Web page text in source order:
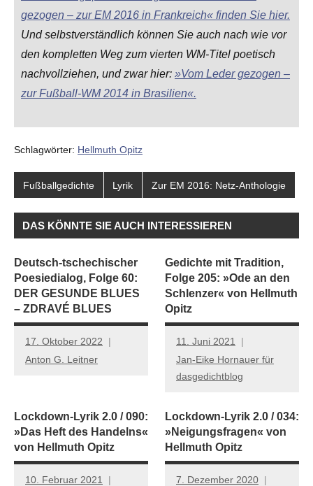
gezogen – zur EM 2016 in Frankreich« finden Sie hier.
Und selbstverständlich können Sie auch nach wie vor
den kompletten Weg zum vierten WM-Titel poetisch
nachvollziehen, und zwar hier: »Vom Leder gezogen –
zur Fußball-WM 2014 in Brasilien«.
Schlagwörter: Hellmuth Opitz
Fußballgedichte Lyrik Zur EM 2016: Netz-Anthologie
DAS KÖNNTE SIE AUCH INTERESSIEREN
Deutsch-tschechischer
Poesiedialog, Folge 60:
DER GESUNDE BLUES
– ZDRAVÉ BLUES
17. Oktober 2022
Anton G. Leitner
Gedichte mit Tradition,
Folge 205: »Ode an den
Schlenzer« von Hellmuth
Opitz
11. Juni 2021
Jan-Eike Hornauer für
dasgedichtblog
Lockdown-Lyrik 2.0 / 090:
»Das Heft des Handelns«
von Hellmuth Opitz
10. Februar 2021
Lockdown-Lyrik 2.0 / 034:
»Neigungsfragen« von
Hellmuth Opitz
7. Dezember 2020